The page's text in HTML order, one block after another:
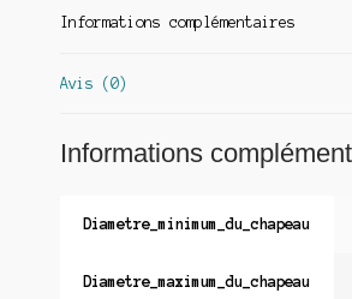
Informations complémentaires
Avis (0)
Informations
Diametre_minimum_du_chapeau
Diametre_maximum_du_chapeau